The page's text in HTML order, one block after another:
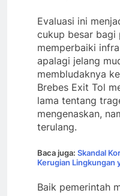
Evaluasi ini
cukup besar bagi
memperbaiki
apalagi jelang
membludaknya
Brebes Exit Tol
lama tentang
mengenaskan,
terulang.
Baca juga: Skandal
Kerugian Lingkungan
Baik pemerintah